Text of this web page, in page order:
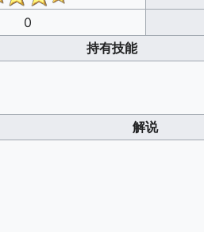
0
持有技能
解说